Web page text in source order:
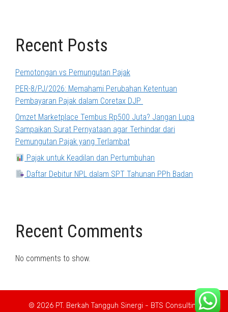
Recent Posts
Pemotongan vs Pemungutan Pajak
PER-8/PJ/2026: Memahami Perubahan Ketentuan
Pembayaran Pajak dalam Coretax DJP
Omzet Marketplace Tembus Rp500 Juta? Jangan Lupa
Sampaikan Surat Pernyataan agar Terhindar dari
Pemungutan Pajak yang Terlambat
Pajak untuk Keadilan dan Pertumbuhan
Daftar Debitur NPL dalam SPT Tahunan PPh Badan
Recent Comments
No comments to show.
© 2026 PT. Berkah Tangguh Sinergi - BTS Consulting